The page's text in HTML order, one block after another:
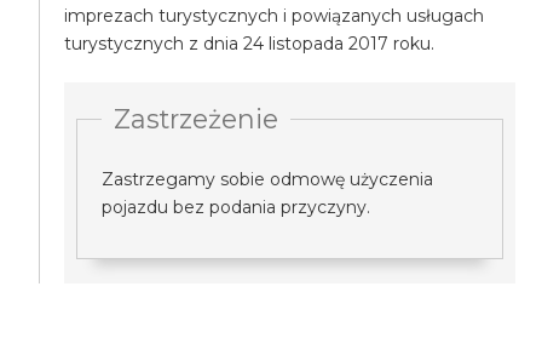
imprezach turystycznych i powiązanych usługach
turystycznych z dnia 24 listopada 2017 roku.
Zastrzeżenie
Zastrzegamy sobie odmowę użyczenia
pojazdu bez podania przyczyny.